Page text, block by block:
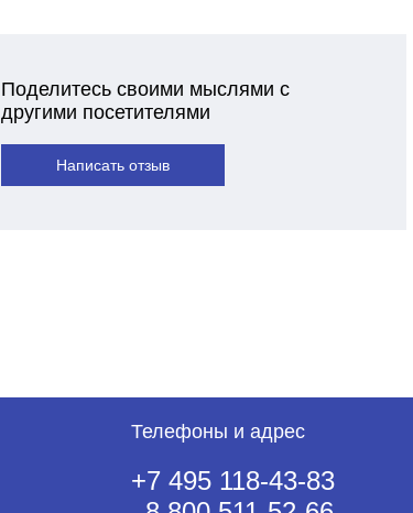
Поделитесь своими мыслями с
другими посетителями
Написать отзыв
Телефоны и адрес
+7 495 118-43-83